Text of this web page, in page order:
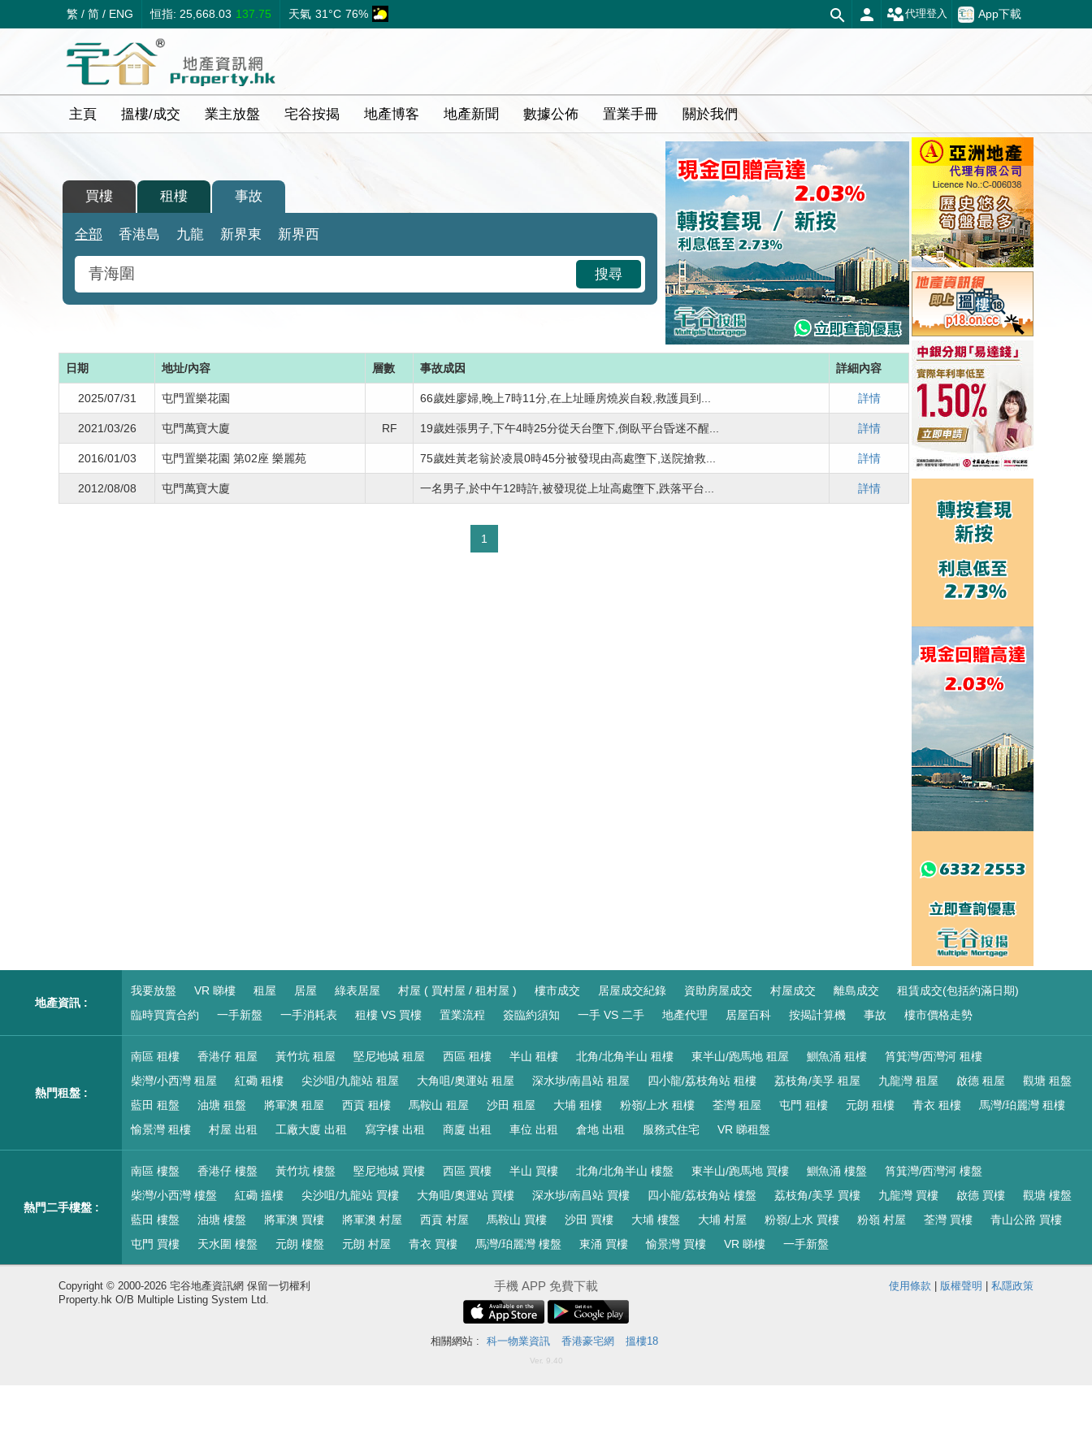
繁 / 简 / ENG 恒指: 25,668.03 137.75 天氣 31°C 76% App下載
代理登入
主頁 搵樓/成交 業主放盤 宅谷按揭 地產博客 地產新聞 數據公佈 置業手冊 關於我們
買樓 租樓 事故
全部 香港島 九龍 新界東 新界西
搜尋
日期 地址/內容 層數 事故成因 詳細內容
2025/07/31 屯門置樂花園 66歲姓廖婦,晚上7時11分,在上址睡房燒炭自殺,救護員到... 詳情
2021/03/26 屯門萬寶大廈 RF 19歲姓張男子,下午4時25分從天台墮下,倒臥平台昏迷不醒... 詳情
2016/01/03 屯門置樂花園 第02座 樂麗苑 75歲姓黃老翁於凌晨0時45分被發現由高處墮下,送院搶救... 詳情
2012/08/08 屯門萬寶大廈 一名男子,於中午12時許,被發現從上址高處墮下,跌落平台... 詳情
1
地產資訊 :
我要放盤 VR 睇樓 租屋 居屋 綠表居屋 村屋 ( 買村屋 / 租村屋 ) 樓市成交 居屋成交紀錄 資助房屋成交 村屋成交 離島成交
租賃成交(包括約滿日期)
臨時買賣合約
一手新盤 一手消耗表 租樓 VS 買樓 置業流程 簽臨約須知 一手 VS 二手 地產代理 居屋百科 按揭計算機 事故 樓市價格走勢
熱門租盤 :
南區 租樓 香港仔 租屋 黃竹坑 租屋 堅尼地城 租屋 西區 租樓 半山 租樓 北角/北角半山 租樓 東半山/跑馬地 租屋 鰂魚涌 租樓
筲箕灣/西灣河 租樓
柴灣/小西灣 租屋
紅磡 租樓 尖沙咀/九龍站 租屋 大角咀/奧運站 租屋 深水埗/南昌站 租屋 四小龍/荔枝角站 租樓 荔枝角/美孚 租屋 九龍灣 租屋 啟德 租屋
觀塘 租盤
藍田 租盤
油塘 租盤 將軍澳 租屋 西貢 租樓 馬鞍山 租屋 沙田 租屋 大埔 租樓 粉嶺/上水 租樓 荃灣 租屋 屯門 租樓 元朗 租樓 青衣 租樓
馬灣/珀麗灣 租樓
愉景灣 租樓
村屋 出租 工廠大廈 出租 寫字樓 出租 商廈 出租 車位 出租 倉地 出租 服務式住宅 VR 睇租盤
熱門二手樓盤 :
南區 樓盤 香港仔 樓盤 黃竹坑 樓盤 堅尼地城 買樓 西區 買樓 半山 買樓 北角/北角半山 樓盤 東半山/跑馬地 買樓 鰂魚涌 樓盤
筲箕灣/西灣河 樓盤
柴灣/小西灣 樓盤
紅磡 搵樓 尖沙咀/九龍站 買樓 大角咀/奧運站 買樓 深水埗/南昌站 買樓 四小龍/荔枝角站 樓盤 荔枝角/美孚 買樓 九龍灣 買樓 啟德 買樓
觀塘 樓盤
藍田 樓盤
油塘 樓盤 將軍澳 買樓 將軍澳 村屋 西貢 村屋 馬鞍山 買樓 沙田 買樓 大埔 樓盤 大埔 村屋 粉嶺/上水 買樓 粉嶺 村屋 荃灣 買樓
青山公路 買樓
屯門 買樓
天水圍 樓盤 元朗 樓盤 元朗 村屋 青衣 買樓 馬灣/珀麗灣 樓盤 東涌 買樓 愉景灣 買樓 VR 睇樓 一手新盤
Copyright © 2000-2026 宅谷地產資訊網 保留一切權利
Property.hk O/B Multiple Listing System Ltd.
手機 APP 免費下載 使用條款 | 版權聲明 | 私隱政策
相關網站 : 科一物業資訊 香港豪宅網 搵樓18
Ver. 9.40